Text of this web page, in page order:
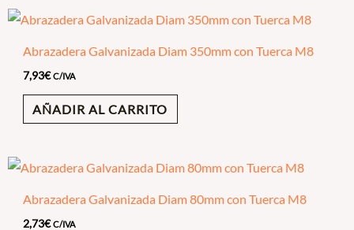
Abrazadera Galvanizada Diam 350mm con Tuerca M8
7,93€ C/IVA
AÑADIR AL CARRITO
Abrazadera Galvanizada Diam 80mm con Tuerca M8
2,73€ C/IVA